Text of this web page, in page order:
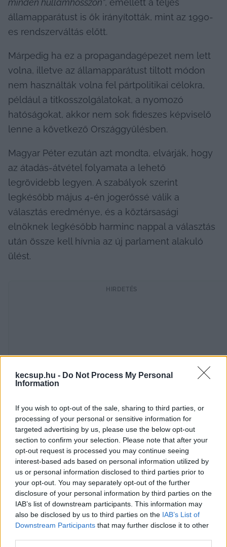
kecsup.hu - Do Not Process My Personal
Information
If you wish to opt-out of the sale, sharing to third parties, or
processing of your personal or sensitive information for
targeted advertising by us, please use the below opt-out
section to confirm your selection. Please note that after your
opt-out request is processed you may continue seeing
interest-based ads based on personal information utilized by
us or personal information disclosed to third parties prior to
your opt-out. You may separately opt-out of the further
disclosure of your personal information by third parties on the
IAB’s list of downstream participants. This information may
also be disclosed by us to third parties on the IAB’s List of
Downstream Participants that may further disclose it to other
minden hullámhosszon”, emellett a teljes
államapparátust is ők irányították, mint az 1990-
es rendszerváltás előtt.
Márpedig ha ez a propagandagépezet nem lett
volna, illetve az államapparátust tiltott módon
nem használták volna fel pártpolitikai célokra,
például a titkosszolgálatokat, a nyomozó
hatóságokat, akkor nem sok fideszes képviselő
lenne a következő Országgyűlésben.
Magyar Péter ezután azt mondta, elvárják, hogy
az átadás-átvétel folyamata a lehető
legrövidebb legyen. A szabályok szerint
legkésőbb május 4-én jogerőssé válik a
választás eredménye, és a köztársasági
elnöknek legkésőbb harminc nappal a választás
után össze kell hívnia az új parlament alakuló
ülést.
HIRDETÉS
mint a legtöbb szavazatot kapott párt
listavezetőjét hívja meg őt, és mielőbb kérje fel
kormányalakításra. Magyarországnak ugyanis
szerinte nincs elvesztegetni való ideje, hiszen
mindenfajta szempontból bajban van.
Magyarország a béke pártján áll
Magyar Péter a sajtótájékoztatón kitért a háború
témájára is, melynek kapcsán kijelentette,